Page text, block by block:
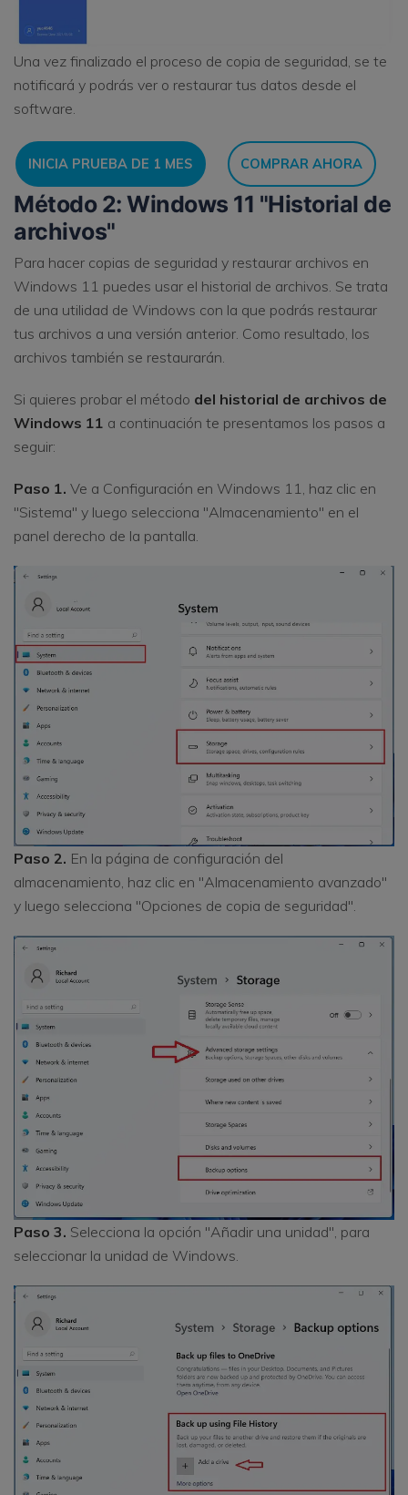
Una vez finalizado el proceso de copia de seguridad, se te
notificará y podrás ver o restaurar tus datos desde el
software.
INICIA PRUEBA DE 1 MES COMPRAR AHORA
Método 2: Windows 11 "Historial de
archivos"
Para hacer copias de seguridad y restaurar archivos en
Windows 11 puedes usar el historial de archivos. Se trata
de una utilidad de Windows con la que podrás restaurar
tus archivos a una versión anterior. Como resultado, los
archivos también se restaurarán.
Si quieres probar el método del historial de archivos de
Windows 11 a continuación te presentamos los pasos a
seguir:
Paso 1. Ve a Configuración en Windows 11, haz clic en
"Sistema" y luego selecciona "Almacenamiento" en el
panel derecho de la pantalla.
Paso 2. En la página de configuración del
almacenamiento, haz clic en "Almacenamiento avanzado"
y luego selecciona "Opciones de copia de seguridad".
Paso 3. Selecciona la opción "Añadir una unidad", para
seleccionar la unidad de Windows.